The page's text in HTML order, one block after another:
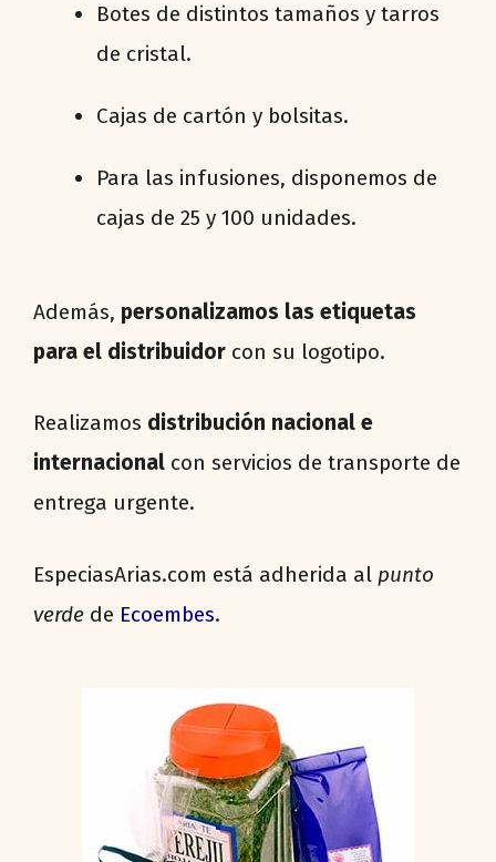
Botes de distintos tamaños y tarros
de cristal.
Cajas de cartón y bolsitas.
Para las infusiones, disponemos de
cajas de 25 y 100 unidades.
Además, personalizamos las etiquetas
para el distribuidor con su logotipo.
Realizamos distribución nacional e
internacional con servicios de transporte de
entrega urgente.
EspeciasArias.com está adherida al punto
verde de Ecoembes.